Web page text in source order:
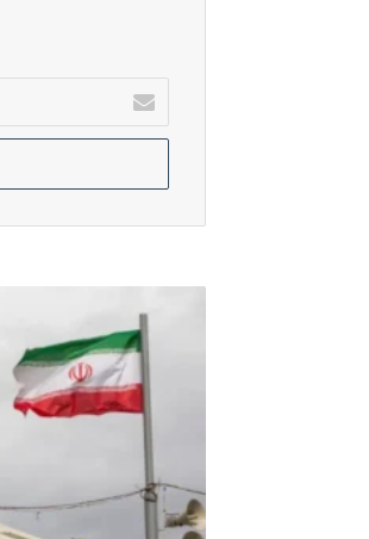
قطر:
الدرويش: سوريا
بريدك
الإلكتروني
مستوطني
المستوطنات
العسكرية:
استهدف
كيانكم